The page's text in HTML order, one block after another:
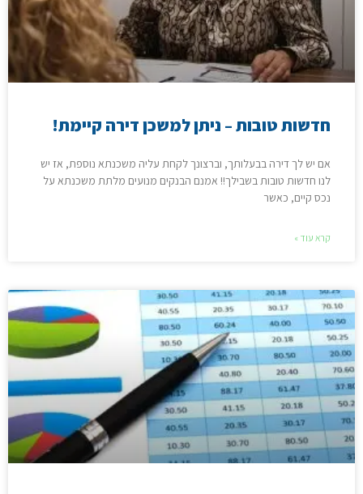
חדשות טובות – ניתן למשכן דירה קיימת!
אם יש לך דירה בבעלותך, וברצונך לקחת עליה משכנתא נוספת, אז יש
לנו חדשות טובות בשבילך!! אמנם הבנקים מנועים מלתת משכנתא על
נכס קיים, כאשר
קרא עוד »